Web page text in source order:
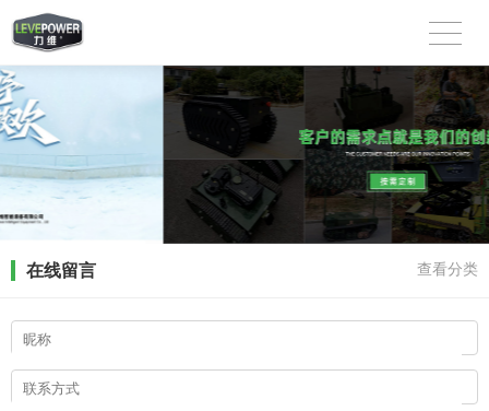
在线留言 查看分类